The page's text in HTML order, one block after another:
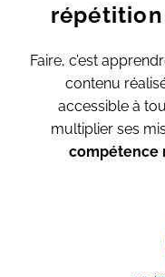
Faire, c’est
contenu
accessible à
multiplier ses
compétence